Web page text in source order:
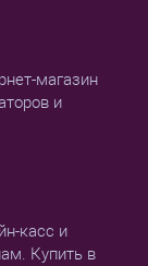
магазин
и
касс и
Купить в